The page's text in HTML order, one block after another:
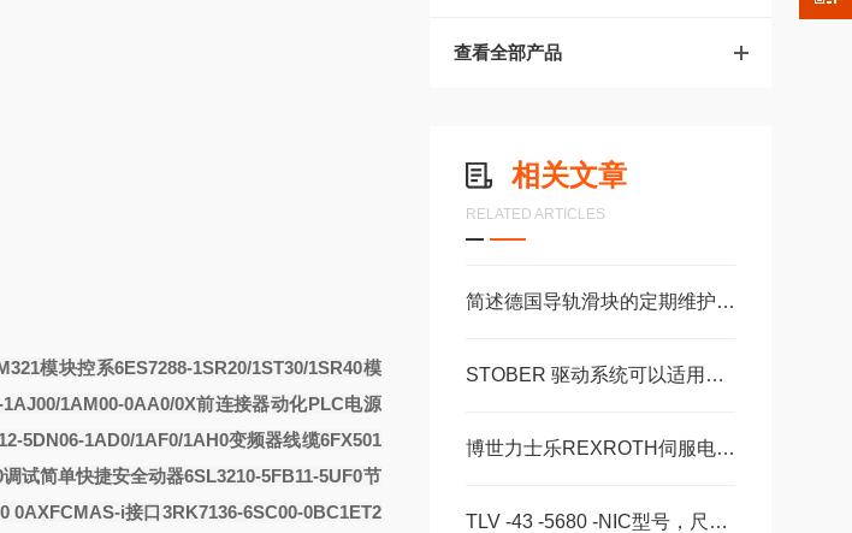
查看全部产品
相关文章
RELATED ARTICLES
简述德国导轨滑块的定期维护保养方法
STOBER 驱动系统可以适用于配合精度高自由扩展 – 方案。 ‍
博世力士乐REXROTH伺服电机常见问题相应解决方法分享
TLV -43 -5680 -NIC型号，尺寸，长度CS -28 -100 -2RS -B -NIC 。
模块控系6ES7288-1SR20/1ST30/1SR40模
1AM00-0AA0/0X前连接器动化PLC电源
5DN06-1AD0/1AF0/1AH0变频器线缆6FX501
试简单快捷安全动器6SL3210-5FB11-5UF0节
0AXFCMAS-i接口3RK7136-6SC00-0BC1ET2